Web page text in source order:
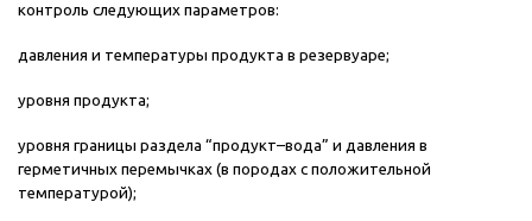
контроль следующих параметров:
давления и температуры продукта в резервуаре;
уровня продукта;
уровня границы раздела “продукт–вода” и давления в
герметичных перемычках (в породах с положительной
температурой);